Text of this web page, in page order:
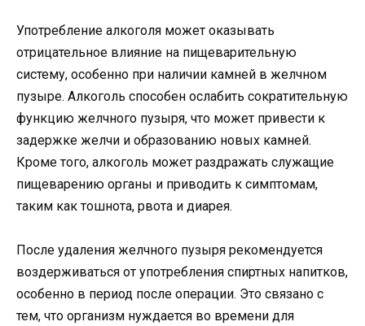
Употребление алкоголя может оказывать
отрицательное влияние на пищеварительную
систему, особенно при наличии камней в желчном
пузыре. Алкоголь способен ослабить сократительную
функцию желчного пузыря, что может привести к
задержке желчи и образованию новых камней.
Кроме того, алкоголь может раздражать служащие
пищеварению органы и приводить к симптомам,
таким как тошнота, рвота и диарея.
После удаления желчного пузыря рекомендуется
воздерживаться от употребления спиртных напитков,
особенно в период после операции. Это связано с
тем, что организм нуждается во времени для